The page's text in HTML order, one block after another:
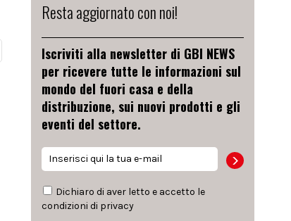
Resta aggiornato con noi!
Iscriviti alla newsletter di GBI NEWS
per ricevere tutte le informazioni sul
mondo del fuori casa e della
distribuzione, sui nuovi prodotti e gli
eventi del settore.
Dichiaro di aver letto e accetto le
condizioni di privacy